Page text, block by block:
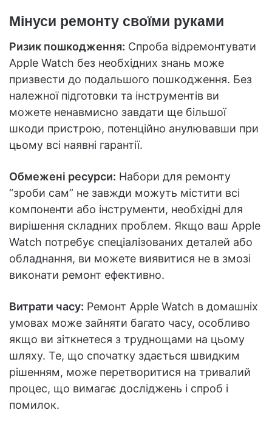
Мінуси ремонту своїми руками
Ризик пошкодження: Спроба відремонтувати
Apple Watch без необхідних знань може
призвести до подальшого пошкодження. Без
належної підготовки та інструментів ви
можете ненавмисно завдати ще більшої
шкоди пристрою, потенційно анулювавши при
цьому всі наявні гарантії.
Обмежені ресурси: Набори для ремонту
“зроби сам” не завжди можуть містити всі
компоненти або інструменти, необхідні для
вирішення складних проблем. Якщо ваш Apple
Watch потребує спеціалізованих деталей або
обладнання, ви можете виявитися не в змозі
виконати ремонт ефективно.
Витрати часу: Ремонт Apple Watch в домашніх
умовах може зайняти багато часу, особливо
якщо ви зіткнетеся з труднощами на цьому
шляху. Те, що спочатку здається швидким
рішенням, може перетворитися на тривалий
процес, що вимагає досліджень і спроб і
помилок.